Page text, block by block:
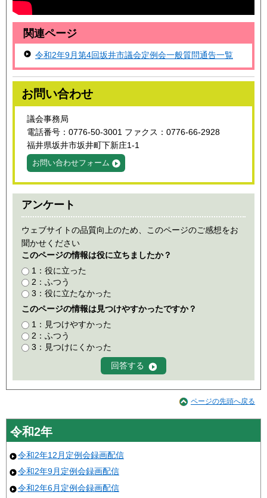
関連ページ
令和2年9月第4回坂井市議会定例会一般質問通告一覧
お問い合わせ
議会事務局
電話番号：0776-50-3001 ファクス：0776-66-2928
福井県坂井市坂井町下新庄1-1
お問い合わせフォーム
アンケート
ウェブサイトの品質向上のため、このページのご感想をお
聞かせください
このページの情報は役に立ちましたか？
1：役に立った
2：ふつう
3：役に立たなかった
このページの情報は見つけやすかったですか？
1：見つけやすかった
2：ふつう
3：見つけにくかった
ページの先頭へ戻る
令和2年
令和2年12月定例会録画配信
令和2年9月定例会録画配信
令和2年6月定例会録画配信